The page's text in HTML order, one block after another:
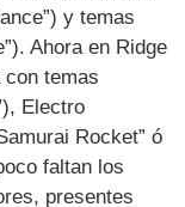
y temas
Ahora en Ridge
temas
Electro
Rocket” ó
faltan los
presentes